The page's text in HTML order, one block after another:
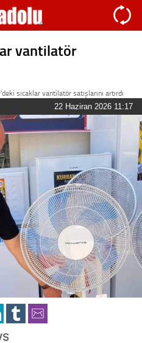
vantilatör
sıcaklar vantilatör satışlarını artırdı
22 Haziran 2026 11:17